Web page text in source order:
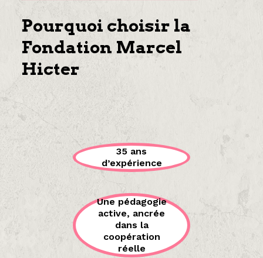
Pourquoi choisir la
Fondation Marcel
Hicter
35 ans
d’expérience
Une pédagogie
active, ancrée
dans la
coopération
réelle